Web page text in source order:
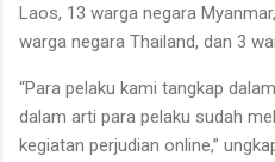
Laos, 13 warga negara
warga negara Thailand, dan 3
“Para pelaku kami tangkap
dalam arti para pelaku sudah
kegiatan perjudian online,”